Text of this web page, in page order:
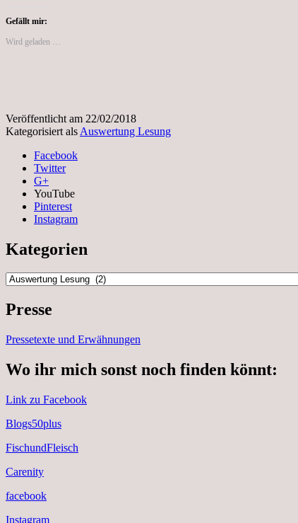
Gefällt mir:
Wird geladen …
Veröffentlicht am 22/02/2018
Kategorisiert als Auswertung Lesung
Facebook
Twitter
G+
YouTube
Pinterest
Instagram
Kategorien
Kategorien
Presse
Pressetexte und Erwähnungen
Wo ihr mich sonst noch finden könnt:
Link zu Facebook
Blogs50plus
FischundFleisch
Carenity
facebook
Instagram